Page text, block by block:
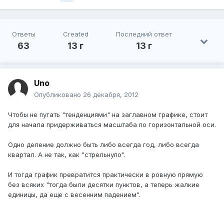
Ответы
63
Created
13 г
Последний ответ
13 г
Uno
Опубликовано 26 декабря, 2012
Чтобы не пугать "тенденциями" на заглавном графике, стоит
для начала придерживаться масштаба по горизонтальной оси.
Одно деление должно быть либо всегда год, либо всегда
квартал. А не так, как "стрельнуло".
И тогда график превратится практически в ровную прямую
без всяких "тогда были десятки пунктов, а теперь жалкие
единицы, да еще с весенним падением".